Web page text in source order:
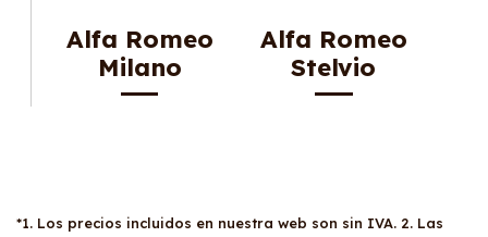
Alfa Romeo
Milano
Alfa Romeo
Stelvio
*1. Los precios incluidos en nuestra web son sin IVA. 2. Las